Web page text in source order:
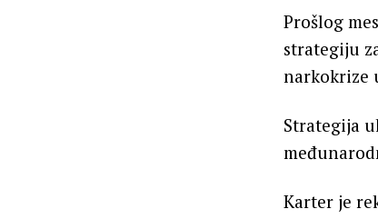
Prošlog
strategiju
narkokrize
Strategija
Karter je